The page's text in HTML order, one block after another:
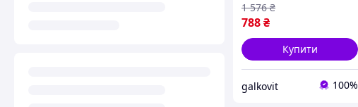
788₴
1 576 ₴
Купити
galkovit 100%